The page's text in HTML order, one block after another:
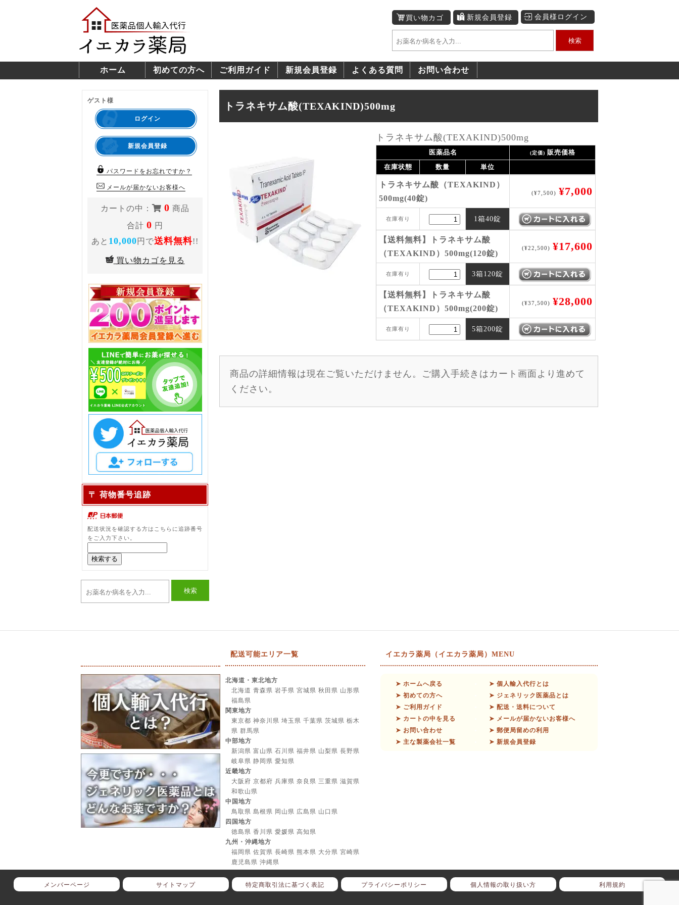
買い物カゴ 新規会員登録 会員様ログイン
検索
ホーム 初めての方へ ご利用ガイド 新規会員登録 よくある質問 お問い合わせ
トラネキサム酸(TEXAKIND)500mg
トラネキサム酸(TEXAKIND)500mg
医薬品名 (定価) 販売価格
在庫状態
数量 単位
トラネキサム酸（TEXAKIND）
500mg(40錠)
(¥7,500) ¥7,000
在庫有り 1箱40錠
【送料無料】トラネキサム酸
（TEXAKIND）500mg(120錠)
(¥22,500) ¥17,600
在庫有り 3箱120錠
【送料無料】トラネキサム酸
（TEXAKIND）500mg(200錠)
(¥37,500) ¥28,000
在庫有り 5箱200錠
商品の詳細情報は現在ご覧いただけません。ご購入手続きはカート画面より進めて
ください。
ゲスト様
ログイン
新規会員登録
パスワードをお忘れですか？
メールが届かないお客様へ
カートの中： 0 商品
合計 0 円
あと 10,000 円で送料無料!!
買い物カゴを見る
〒 荷物番号追跡
配送状況を確認する方はこちらに追跡番号
をご入力下さい。
検索
配送可能エリア一覧
北海道・東北地方
北海道 青森県 岩手県 宮城県 秋田県 山形県
福島県
関東地方
東京都 神奈川県 埼玉県 千葉県 茨城県 栃木
県 群馬県
中部地方
新潟県 富山県 石川県 福井県 山梨県 長野県
岐阜県 静岡県 愛知県
近畿地方
大阪府 京都府 兵庫県 奈良県 三重県 滋賀県
和歌山県
中国地方
鳥取県 島根県 岡山県 広島県 山口県
四国地方
徳島県 香川県 愛媛県 高知県
九州・沖縄地方
福岡県 佐賀県 長崎県 熊本県 大分県 宮崎県
鹿児島県 沖縄県
イエカラ薬局（イエカラ薬局）MENU
➤ ホームへ戻る
➤ 初めての方へ
➤ ご利用ガイド
➤ カートの中を見る
➤ お問い合わせ
➤ 主な製薬会社一覧
➤ 個人輸入代行とは
➤ ジェネリック医薬品とは
➤ 配送・送料について
➤ メールが届かないお客様へ
➤ 郵便局留めの利用
➤ 新規会員登録
メンバーページ サイトマップ 特定商取引法に基づく表記 プライバシーポリシー 個人情報の取り扱い方 利用規約